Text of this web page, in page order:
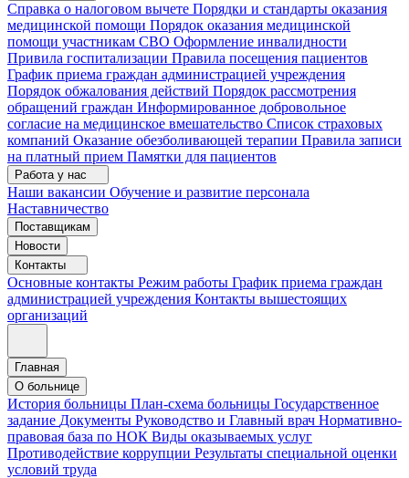
Справка о налоговом вычете Порядки и стандарты оказания
медицинской помощи Порядок оказания медицинской
помощи участникам СВО Оформление инвалидности
Привила госпитализации Правила посещения пациентов
График приема граждан администрацией учреждения
Порядок обжалования действий Порядок рассмотрения
обращений граждан Информированное добровольное
согласие на медицинское вмешательство Список страховых
компаний Оказание обезболивающей терапии Правила записи
на платный прием Памятки для пациентов
Работа у нас
Наши вакансии Обучение и развитие персонала
Наставничество
Поставщикам
Новости
Контакты
Основные контакты Режим работы График приема граждан
администрацией учреждения Контакты вышестоящих
организаций
Главная
О больнице
История больницы План-схема больницы Государственное
задание Документы Руководство и Главный врач Нормативно-
правовая база по НОК Виды оказываемых услуг
Противодействие коррупции Результаты специальной оценки
условий труда